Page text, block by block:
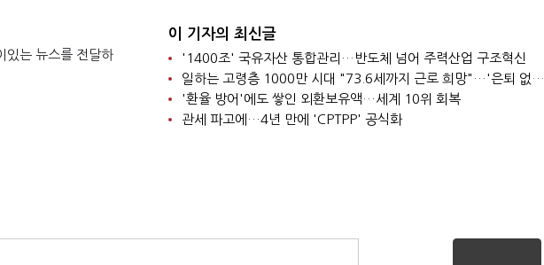
있는 뉴스를 전달하
이 기자의 최신글
'1400조' 국유자산 통합관리…반도체 넘어 주력산업 구조혁신
일하는 고령층 1000만 시대 "73.6세까지 근로 희망"…'은퇴 없는 노후' 본격화
'환율 방어'에도 쌓인 외환보유액…세계 10위 회복
관세 파고에…4년 만에 'CPTPP' 공식화